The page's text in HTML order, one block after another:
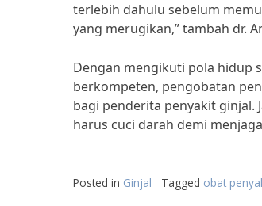
terlebih dahulu sebelum
yang merugikan,” tambah dr.
Dengan mengikuti pola hidup
berkompeten, pengobatan
bagi penderita penyakit ginjal.
harus cuci darah demi
Posted in Ginjal Tagged obat